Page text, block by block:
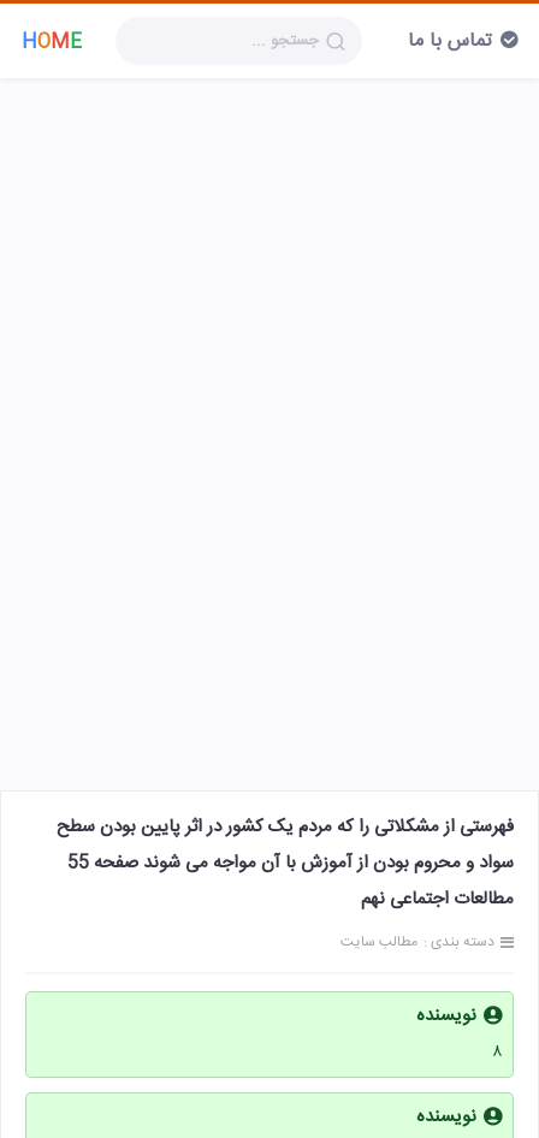
HOME تماس با ما
فهرستی از مشکلاتی را که مردم یک کشور در اثر پایین بودن سطح
سواد و محروم بودن از آموزش با آن مواجه می شوند صفحه 55
مطالعات اجتماعی نهم
دسته بندی : مطالب سایت
نویسنده
۸
نویسنده